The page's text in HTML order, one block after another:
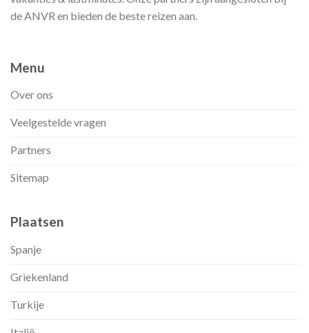
de ANVR en bieden de beste reizen aan.
Menu
Over ons
Veelgestelde vragen
Partners
Sitemap
Plaatsen
Spanje
Griekenland
Turkije